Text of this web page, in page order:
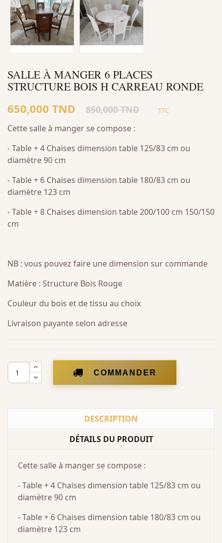
SALLE À MANGER 6 PLACES
STRUCTURE BOIS H CARREAU RONDE
650,000 TND 850,000 TND TTC
Cette salle à manger se compose :
- Table + 4 Chaises dimension table 125/83 cm ou
diamètre 90 cm
- Table + 6 Chaises dimension table 180/83 cm ou
diamètre 123 cm
- Table + 8 Chaises dimension table 200/100 cm 150/150
cm
NB : vous pouvez faire une dimension sur commande
Matière : Structure Bois Rouge
Couleur du bois et de tissu au choix
Livraison payante selon adresse
COMMANDER
DESCRIPTION
DÉTAILS DU PRODUIT
Cette salle à manger se compose :
- Table + 4 Chaises dimension table 125/83 cm ou
diamètre 90 cm
- Table + 6 Chaises dimension table 180/83 cm ou
diamètre 123 cm